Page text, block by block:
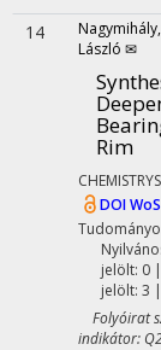
14
László ✉
Rim
DOIWoS
jelölt: 0
jelölt: 3
Folyóirat
indikátor: